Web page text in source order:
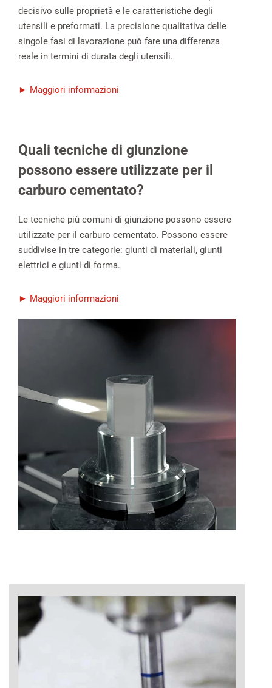
decisivo sulle proprietà e le caratteristiche degli
utensili e preformati. La precisione qualitativa delle
singole fasi di lavorazione può fare una differenza
reale in termini di durata degli utensili.
► Maggiori informazioni
Quali tecniche di giunzione
possono essere utilizzate per il
carburo cementato?
Le tecniche più comuni di giunzione possono essere
utilizzate per il carburo cementato. Possono essere
suddivise in tre categorie: giunti di materiali, giunti
elettrici e giunti di forma.
► Maggiori informazioni